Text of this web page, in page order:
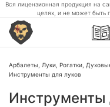
Вся лицензионная продукция на
целях, и не может быть
Арбалеты, Луки, Рогатки,
Инструменты для луков
Инструменты